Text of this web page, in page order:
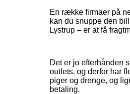
En række firmaer på
kan du snuppe den
Lystrup – er at få
Det er jo efterhånden
outlets, og derfor har
piger og drenge, og
betaling.